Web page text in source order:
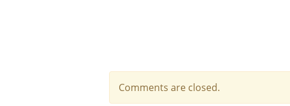
Comments are closed.